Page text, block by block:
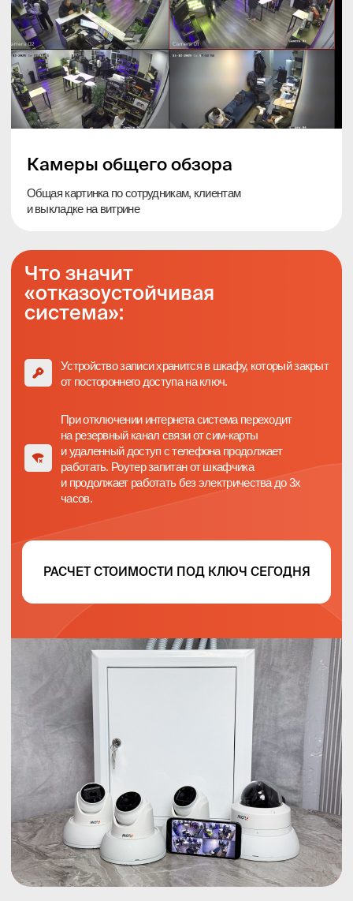
Камера высокой четкости
Офисы и коммерческие
Контроль строительных площадок, техники
безопасности, доступа на объект, соблюдения
Строительные объекты
Производство и склады
Контроль кассы, работы сотрудников, выкладки
Магазины и розница